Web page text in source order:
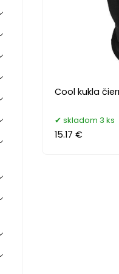
Cool kukla
skladom 3 ks
15.17 €